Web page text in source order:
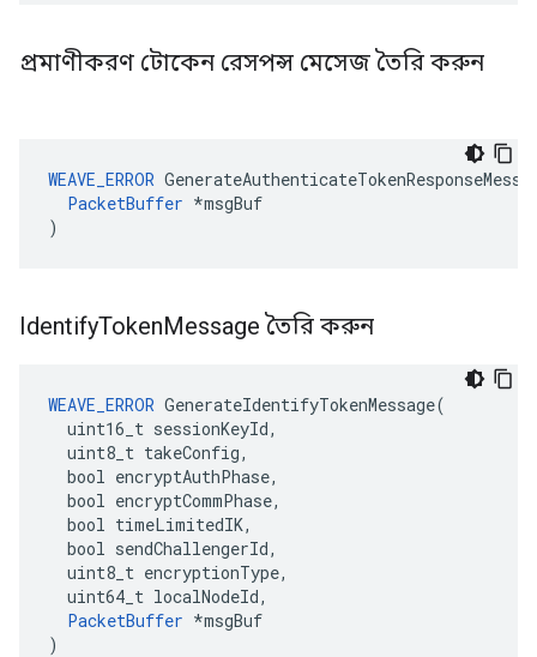
প্রমাণীকরণ টোকেন রেসপন্স মেসেজ তৈরি করুন
WEAVE_ERROR
PacketBuffer *msgBuf
)
IdentifyTokenMessage তৈরি করুন
WEAVE_ERROR GenerateIdentifyTokenMessage(
  uint16_t sessionKeyId,
  uint8_t takeConfig,
  bool encryptAuthPhase,
  bool encryptCommPhase,
  bool timeLimitedIK,
  bool sendChallengerId,
  uint8_t encryptionType,
  uint64_t localNodeId,
PacketBuffer *msgBuf
)